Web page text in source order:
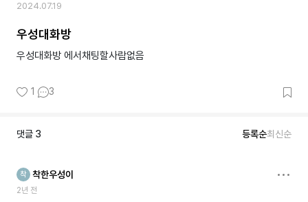
2024.07.19
우성대화방
우성대화방 에서채팅할사람없음
1 3
댓글 3 등록순최신순
착 착한우성이
2년 전